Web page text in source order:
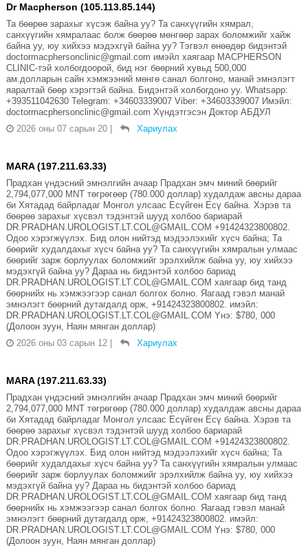
Dr Macpherson (105.113.85.144)
Та бөөрөө зарахыг хүсэж байна уу? Та санхүүгийн хямрал,
санхүүгийн хямралаас болж бөөрөө мөнгөөр зарах боломжийг хайж
байна уу, юу хийхээ мэдэхгүй байна уу? Тэгвэл өнөөдөр бидэнтэй
doctormacphersonclinic@gmail.com имэйл хаягаар MACPHERSON
CLINIC-тэй холбогдоорой, бид нэг бөөрний хувьд 500,000
ам.долларын сайн хэмжээний мөнгө санал болгоно, манай эмнэлэгт
яаралтай бөөр хэрэгтэй байна. Бидэнтэй холбогдоно уу. Whatsapp:
+393511042630 Telegram: +34603339007 Viber: +34603339007 Имэйл:
doctormacphersonclinic@gmail.com Хүндэтгэсэн Доктор АБДУЛ
2026 оны 07 сарын 20 | Хариулах
MARA (197.211.63.33)
Прадхан үндэсний эмнэлгийн ачаар Прадхан эмч миний бөөрийг
2,794,077,000 MNT төгрөгөөр (780.000 доллар) худалдаж авсны дараа
би Хятадад байрладаг Монгол улсаас Есүйген Есү байна. Хэрэв та
бөөрөө зарахыг хүсвэл тэдэнтэй шууд холбоо бариарай
DR.PRADHAN.UROLOGIST.LT.COL@GMAIL.COM +91424323800802.
Одоо хэрэгжүүлэх. Бид олон нийтэд мэдээлэхийг хүсч байна; Та
бөөрийг худалдахыг хүсч байна уу? Та санхүүгийн хямралын улмаас
бөөрийг зарж борлуулах боломжийг эрэлхийлж байна уу, юу хийхээ
мэдэхгүй байна уу? Дараа нь бидэнтэй холбоо бариад
DR.PRADHAN.UROLOGIST.LT.COL@GMAIL.COM хаягаар бид танд
бөөрнийх нь хэмжээгээр санал болгох болно. Яагаад гэвэл манай
эмнэлэгт бөөрний дутагдалд орж, +91424323800802. имэйл:
DR.PRADHAN.UROLOGIST.LT.COL@GMAIL.COM Yнэ: $780, 000
(Долоон зуун, Наян мянган доллар)
2026 оны 03 сарын 12 | Хариулах
MARA (197.211.63.33)
Прадхан үндэсний эмнэлгийн ачаар Прадхан эмч миний бөөрийг
2,794,077,000 MNT төгрөгөөр (780.000 доллар) худалдаж авсны дараа
би Хятадад байрладаг Монгол улсаас Есүйген Есү байна. Хэрэв та
бөөрөө зарахыг хүсвэл тэдэнтэй шууд холбоо бариарай
DR.PRADHAN.UROLOGIST.LT.COL@GMAIL.COM +91424323800802.
Одоо хэрэгжүүлэх. Бид олон нийтэд мэдээлэхийг хүсч байна; Та
бөөрийг худалдахыг хүсч байна уу? Та санхүүгийн хямралын улмаас
бөөрийг зарж борлуулах боломжийг эрэлхийлж байна уу, юу хийхээ
мэдэхгүй байна уу? Дараа нь бидэнтэй холбоо бариад
DR.PRADHAN.UROLOGIST.LT.COL@GMAIL.COM хаягаар бид танд
бөөрнийх нь хэмжээгээр санал болгох болно. Яагаад гэвэл манай
эмнэлэгт бөөрний дутагдалд орж, +91424323800802. имэйл:
DR.PRADHAN.UROLOGIST.LT.COL@GMAIL.COM Yнэ: $780, 000
(Долоон зуун, Наян мянган доллар)